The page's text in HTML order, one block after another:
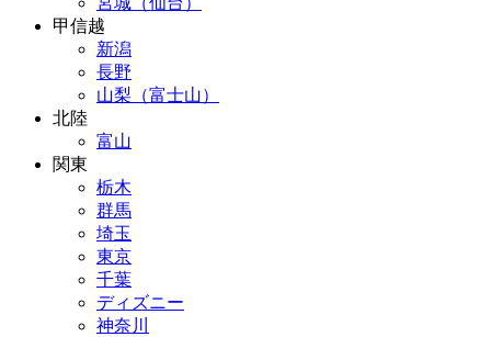
甲信越
新潟
長野
山梨（富士山）
北陸
富山
関東
栃木
群馬
埼玉
東京
千葉
ディズニー
神奈川